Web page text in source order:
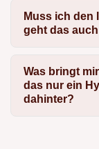
Muss ich den
geht das
Was bringt
das nur ein
dahinter?